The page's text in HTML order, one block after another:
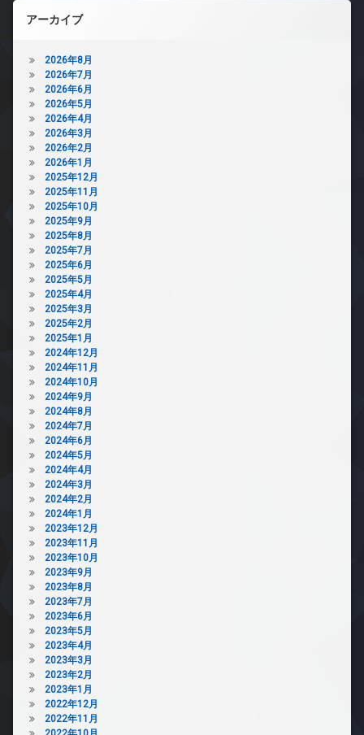
アーカイブ
2026年8月
2026年7月
2026年6月
2026年5月
2026年4月
2026年3月
2026年2月
2026年1月
2025年12月
2025年11月
2025年10月
2025年9月
2025年8月
2025年7月
2025年6月
2025年5月
2025年4月
2025年3月
2025年2月
2025年1月
2024年12月
2024年11月
2024年10月
2024年9月
2024年8月
2024年7月
2024年6月
2024年5月
2024年4月
2024年3月
2024年2月
2024年1月
2023年12月
2023年11月
2023年10月
2023年9月
2023年8月
2023年7月
2023年6月
2023年5月
2023年4月
2023年3月
2023年2月
2023年1月
2022年12月
2022年11月